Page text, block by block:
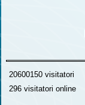
20600150 visitatori
296 visitatori online